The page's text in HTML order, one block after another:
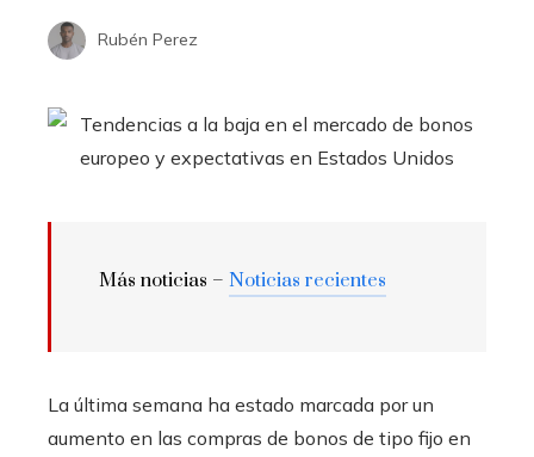
Rubén Perez
Más noticias – Noticias recientes
La última semana ha estado marcada por un
aumento en las compras de bonos de tipo fijo en